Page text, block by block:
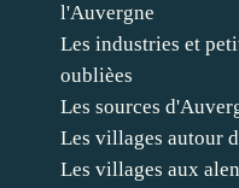
l'Auvergne
Les industries et
oublièes
Les sources
Les villages autour
Les villages aux